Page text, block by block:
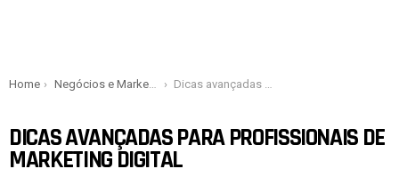
You are here:
Home Negócios e Marketing Dicas avançadas para profissionais de marketing digital
DICAS AVANÇADAS PARA PROFISSIONAIS DE
MARKETING DIGITAL